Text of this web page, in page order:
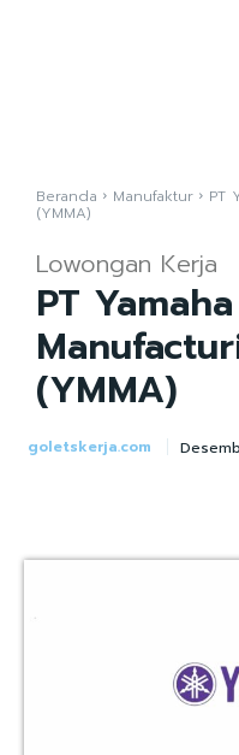
Beranda Manufaktur PT
(YMMA)
Lowongan Kerja
PT
(YMMA)
goletskerja.com